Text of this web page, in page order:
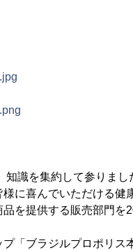
識を集約して参りまし
に喜んでいただける健
を提供する販売部門を
「ブラジルプロポリス